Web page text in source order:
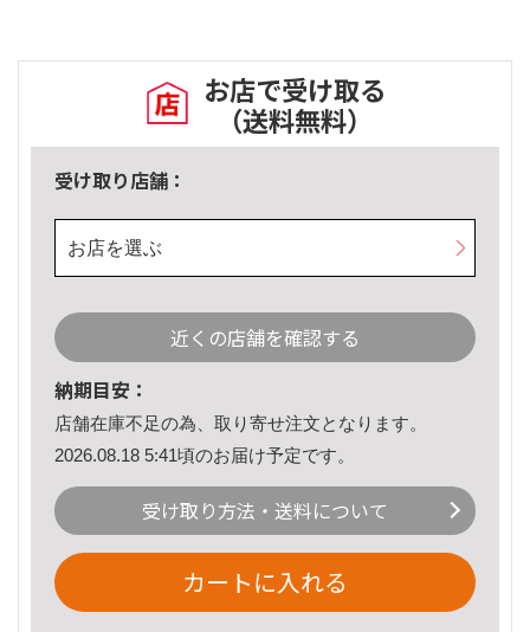
お店で受け取る
（送料無料）
受け取り店舗：
お店を選ぶ
近くの店舗を確認する
納期目安：
店舗在庫不足の為、取り寄せ注文となります。
2026.08.18 5:41頃のお届け予定です。
受け取り方法・送料について
カートに入れる